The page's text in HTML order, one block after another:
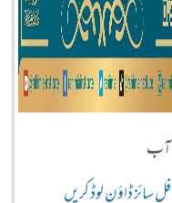
آب
فل سائز ڈاؤن لوڈ کریں